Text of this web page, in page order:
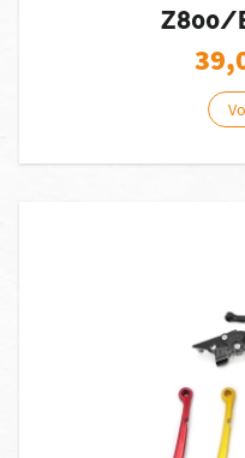
Z800/